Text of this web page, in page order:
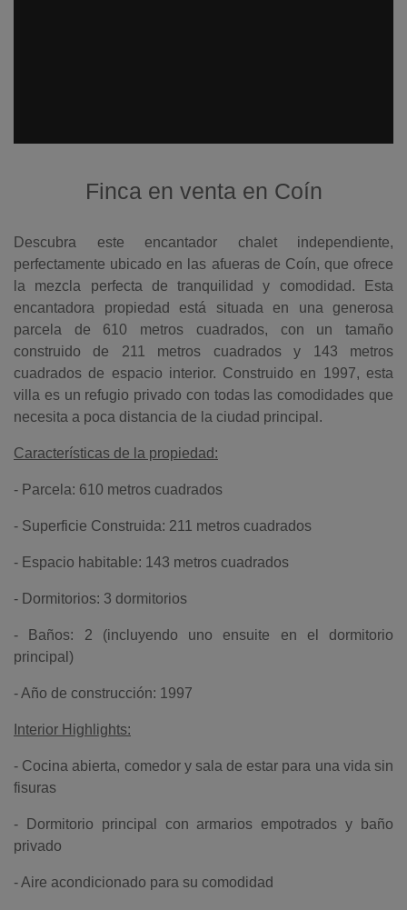
Finca en venta en Coín
Descubra este encantador chalet independiente,
perfectamente ubicado en las afueras de Coín, que ofrece
la mezcla perfecta de tranquilidad y comodidad. Esta
encantadora propiedad está situada en una generosa
parcela de 610 metros cuadrados, con un tamaño
construido de 211 metros cuadrados y 143 metros
cuadrados de espacio interior. Construido en 1997, esta
villa es un refugio privado con todas las comodidades que
necesita a poca distancia de la ciudad principal.
Características de la propiedad:
- Parcela: 610 metros cuadrados
- Superficie Construida: 211 metros cuadrados
- Espacio habitable: 143 metros cuadrados
- Dormitorios: 3 dormitorios
- Baños: 2 (incluyendo uno ensuite en el dormitorio
principal)
- Año de construcción: 1997
Interior Highlights:
- Cocina abierta, comedor y sala de estar para una vida sin
fisuras
- Dormitorio principal con armarios empotrados y baño
privado
- Aire acondicionado para su comodidad